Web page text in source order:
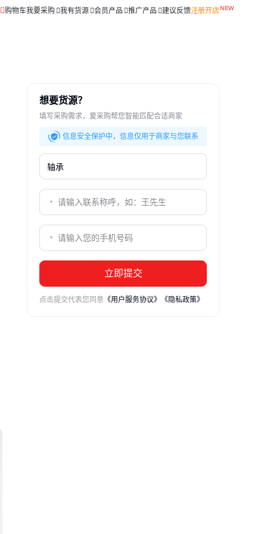
购物车我要采购 我有货源 会员产品 推广产品 建议反馈注册开店
想要货源？
填写采购需求，爱采购帮您智能匹配合适商家
信息安全保护中，信息仅用于商家与您联系
立即提交
点击提交代表您同意 《用户服务协议》 《隐私政策》